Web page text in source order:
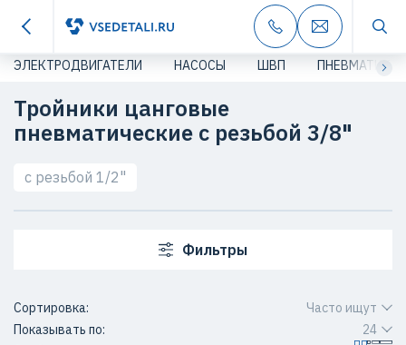
ЭЛЕКТРОДВИГАТЕЛИ НАСОСЫ ШВП ПНЕВМАТИКА
Тройники цанговые
пневматические c резьбой 3/8"
с резьбой 1/2"
Фильтры
Сортировка:
Часто ищут
Показывать по:
24